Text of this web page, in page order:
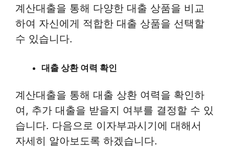
계산대출을 통해 다양한 대출 상품을 비교
하여 자신에게 적합한 대출 상품을 선택할
수 있습니다.
대출 상환 여력 확인
계산대출을 통해 대출 상환 여력을 확인하
여, 추가 대출을 받을지 여부를 결정할 수 있
습니다. 다음으로 이자부과시기에 대해서
자세히 알아보도록 하겠습니다.